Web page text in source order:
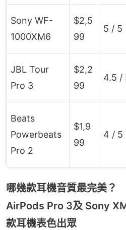
Sony WF-
1000XM6
$2,5
99
5 / 5
JBL Tour
Pro 3
$2,2
99
4.5 /
Beats
Powerbeats
Pro 2
$1,9
99
4 / 5
哪幾款耳機音質最完美？
AirPods Pro 3及 Sony
款耳機表色出眾